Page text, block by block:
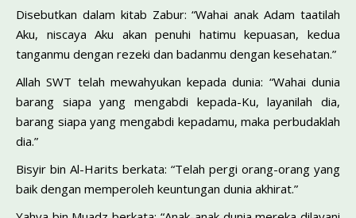
Disebutkan dalam kitab Zabur: “Wahai anak Adam taatilah
Aku, niscaya Aku akan penuhi hatimu kepuasan, kedua
tanganmu dengan rezeki dan badanmu dengan kesehatan.”
Allah SWT telah mewahyukan kepada dunia: “Wahai dunia
barang siapa yang mengabdi kepada-Ku, layanilah dia,
barang siapa yang mengabdi kepadamu, maka perbudaklah
dia.”
Bisyir bin Al-Harits berkata: “Telah pergi orang­-orang yang
baik dengan memperoleh keuntungan dunia akhirat.”